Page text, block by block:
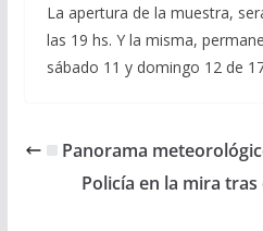
La apertura de la muestra,
las 19 hs. Y la misma,
sábado 11 y domingo 12 de
Panorama
Policía en la mira